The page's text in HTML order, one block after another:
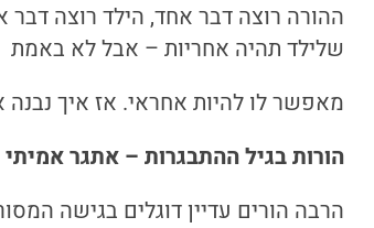
ההורה רוצה דבר אחד, הילד רוצה
שלילד תהיה אחריות – אבל לא באמת
מאפשר לו להיות אחראי. אז איך
הורות בגיל ההתבגרות – אתגר אמיתי
הרבה הורים עדיין דוגלים בגישה